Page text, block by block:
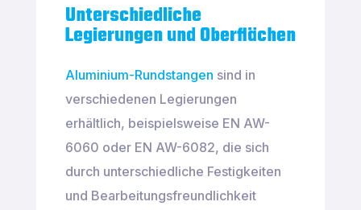
Unterschiedliche
Legierungen und Oberflächen
Aluminium-Rundstangen sind in
verschiedenen Legierungen
erhältlich, beispielsweise EN AW-
6060 oder EN AW-6082, die sich
durch unterschiedliche Festigkeiten
und Bearbeitungsfreundlichkeit